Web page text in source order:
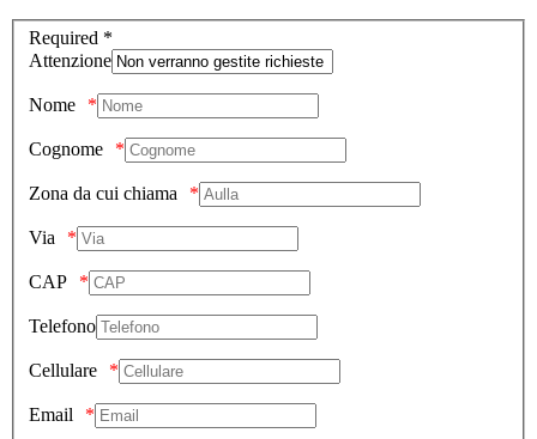
Required *
Attenzione
Nome
Cognome
Zona da cui chiama
Via
CAP
Telefono
Cellulare
Email